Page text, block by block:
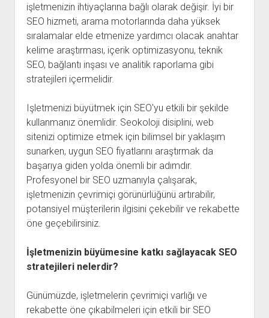
işletmenizin ihtiyaçlarına bağlı olarak değişir. İyi bir
SEO hizmeti, arama motorlarında daha yüksek
sıralamalar elde etmenize yardımcı olacak anahtar
kelime araştırması, içerik optimizasyonu, teknik
SEO, bağlantı inşası ve analitik raporlama gibi
stratejileri içermelidir.
Işletmenizi büyütmek için SEO'yu etkili bir şekilde
kullanmanız önemlidir. Seokoloji disiplini, web
sitenizi optimize etmek için bilimsel bir yaklaşım
sunarken, uygun SEO fiyatlarını araştırmak da
başarıya giden yolda önemli bir adımdır.
Profesyonel bir SEO uzmanıyla çalışarak,
işletmenizin çevrimiçi görünürlüğünü artırabilir,
potansiyel müşterilerin ilgisini çekebilir ve rekabette
öne geçebilirsiniz.
İşletmenizin büyümesine katkı sağlayacak SEO
stratejileri nelerdir?
Günümüzde, işletmelerin çevrimiçi varlığı ve
rekabette öne çıkabilmeleri için etkili bir SEO